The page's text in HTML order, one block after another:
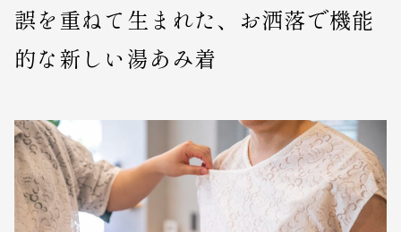
誤を重ねて生まれた、お洒落で機能
的な新しい湯あみ着